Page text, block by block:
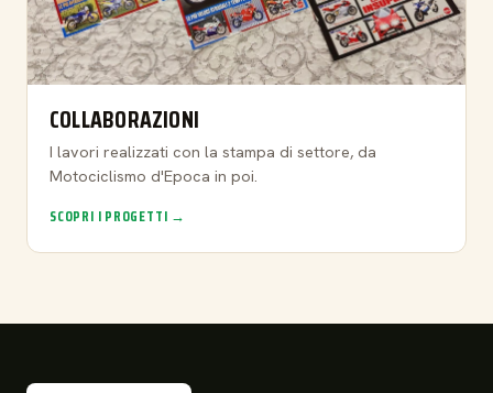
COLLABORAZIONI
I lavori realizzati con la stampa di settore, da
Motociclismo d'Epoca in poi.
SCOPRI I PROGETTI →